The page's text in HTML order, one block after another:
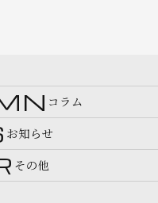
コラム
お知らせ
その他